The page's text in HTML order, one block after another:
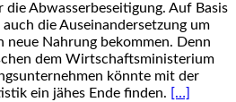
die Abwasserbeseitigung. Auf Basis
die Auseinandersetzung um
neue Nahrung bekommen. Denn
dem Wirtschaftsministerium
könnte mit der
ein jähes Ende finden. […]